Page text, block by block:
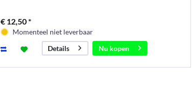
€ 12,50 *
Momenteel niet leverbaar
Details
Nu kopen